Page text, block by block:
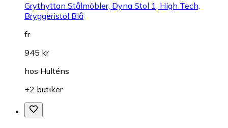
Grythyttan Stålmöbler, Dyna Stol 1, High Tech,
Bryggeristol Blå
fr.
945 kr
hos Hulténs
+2 butiker